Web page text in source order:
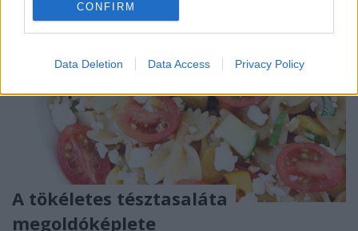
CONFIRM
Data Deletion Data Access Privacy Policy
A tökéletes tésztasaláta
megoldóképlete